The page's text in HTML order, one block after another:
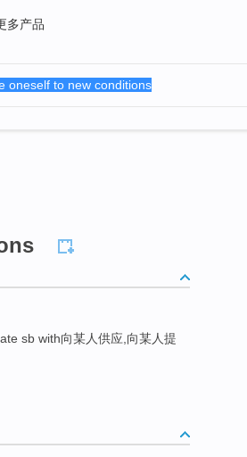
多产品
sb with向某人供应,向某人提